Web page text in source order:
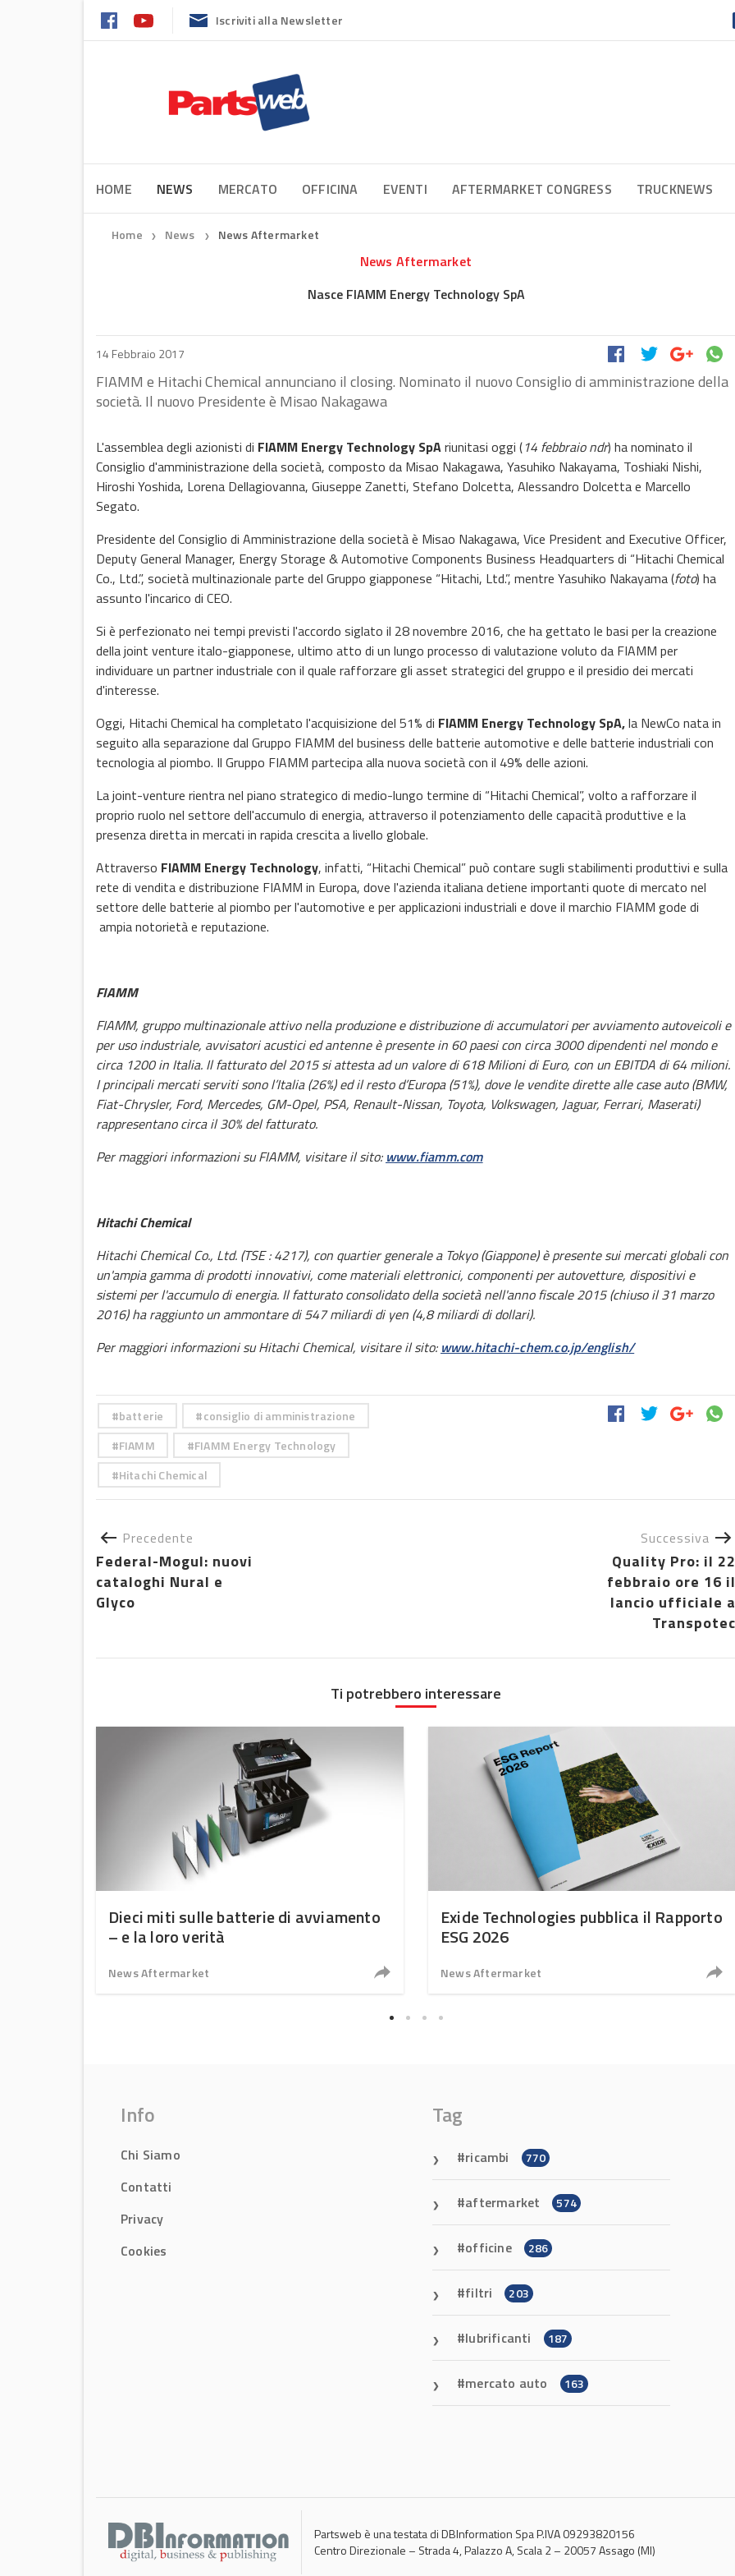
Iscriviti alla Newsletter
HOME NEWS MERCATO OFFICINA EVENTI AFTERMARKET CONGRESS TRUCKNEWS
Home ❯ News ❯ News Aftermarket
News Aftermarket
Nasce FIAMM Energy Technology SpA
14 Febbraio 2017
FIAMM e Hitachi Chemical annunciano il closing. Nominato il nuovo Consiglio di amministrazione della
società. Il nuovo Presidente è Misao Nakagawa
L'assemblea degli azionisti di FIAMM Energy Technology SpAriunitasi oggi (14 febbraio ndr) ha nominato il
Consiglio d'amministrazione della società, composto da Misao Nakagawa, Yasuhiko Nakayama, Toshiaki Nishi,
Hiroshi Yoshida, Lorena Dellagiovanna, Giuseppe Zanetti, Stefano Dolcetta, Alessandro Dolcetta e Marcello
Segato.
Presidente del Consiglio di Amministrazione della società è Misao Nakagawa, Vice President and Executive Officer,
Deputy General Manager, Energy Storage & Automotive Components Business Headquarters di “Hitachi Chemical
Co., Ltd.”, società multinazionale parte del Gruppo giapponese “Hitachi, Ltd.”, mentre Yasuhiko Nakayama (foto) ha
assunto l'incarico di CEO.
Si è perfezionato nei tempi previsti l'accordo siglato il 28 novembre 2016, che ha gettato le basi per la creazione
della joint venture italo-giapponese, ultimo atto di un lungo processo di valutazione voluto da FIAMM per
individuare un partner industriale con il quale rafforzare gli asset strategici del gruppo e il presidio dei mercati
d'interesse.
Oggi, Hitachi Chemical ha completato l'acquisizione del 51% di FIAMM Energy Technology SpA,la NewCo nata in
seguito alla separazione dal Gruppo FIAMM del business delle batterie automotive e delle batterie industriali con
tecnologia al piombo. Il Gruppo FIAMM partecipa alla nuova società con il 49% delle azioni.
La joint-venture rientra nel piano strategico di medio-lungo termine di “Hitachi Chemical”, volto a rafforzare il
proprio ruolo nel settore dell'accumulo di energia, attraverso il potenziamento delle capacità produttive e la
presenza diretta in mercati in rapida crescita a livello globale.
Attraverso FIAMM Energy Technology, infatti, “Hitachi Chemical” può contare sugli stabilimenti produttivi e sulla
rete di vendita e distribuzione FIAMM in Europa, dove l'azienda italiana detiene importanti quote di mercato nel
settore delle batterie al piombo per l'automotive e per applicazioni industriali e dove il marchio FIAMM gode di
ampia notorietà e reputazione.
FIAMM
FIAMM, gruppo multinazionale attivo nella produzione e distribuzione di accumulatori per avviamento autoveicoli e
per uso industriale, avvisatori acustici ed antenne èpresente in 60 paesi con circa 3000 dipendenti nel mondo e
circa 1200 in Italia. Il fatturato del 2015 si attesta ad un valore di 618 Milioni di Euro, con un EBITDA di 64 milioni.
I principali mercati serviti sono l’Italia (26%) ed il resto d’Europa (51%), dove le vendite dirette alle case auto (BMW,
Fiat-Chrysler, Ford, Mercedes, GM-Opel, PSA, Renault-Nissan, Toyota, Volkswagen, Jaguar, Ferrari, Maserati)
rappresentano circa il 30% del fatturato.
Per maggiori informazioni su FIAMM, visitare il sito: www.fiamm.com
Hitachi Chemical
Hitachi Chemical Co., Ltd. (TSE : 4217), con quartier generale a Tokyo (Giappone) è presente sui mercati globali con
un'ampia gamma di prodotti innovativi, come materiali elettronici, componenti per autovetture, dispositivi e
sistemi per l'accumulo di energia. Il fatturato consolidato della società nell'anno fiscale 2015 (chiuso il 31 marzo
2016) ha raggiunto un ammontare di 547 miliardi di yen (4,8 miliardi di dollari).
Per maggiori informazioni su Hitachi Chemical, visitare il sito: www.hitachi-chem.co.jp/english/
batterie
consiglio di amministrazione
FIAMM
FIAMM Energy Technology
Hitachi Chemical
Precedente
Federal-Mogul: nuovi
cataloghi Nural e
Glyco
Successiva
Quality Pro: il 22
febbraio ore 16 il
lancio ufficiale a
Transpotec
Ti potrebbero interessare
Dieci miti sulle batterie di avviamento
– e la loro verità
News Aftermarket
Exide Technologies pubblica il Rapporto
ESG 2026
News Aftermarket
Info
Chi Siamo
Contatti
Privacy
Cookies
Tag
ricambi 770
aftermarket 574
officine 286
filtri 203
lubrificanti 187
mercato auto 163
Partsweb è una testata di DBInformation Spa P.IVA 09293820156
Centro Direzionale – Strada 4, Palazzo A, Scala 2 – 20057 Assago (MI)